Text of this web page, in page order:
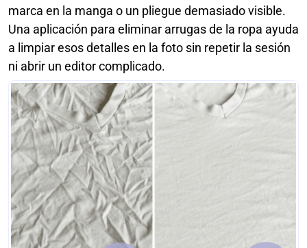
marca en la manga o un pliegue demasiado visible.
Una aplicación para eliminar arrugas de la ropa ayuda
a limpiar esos detalles en la foto sin repetir la sesión
ni abrir un editor complicado.